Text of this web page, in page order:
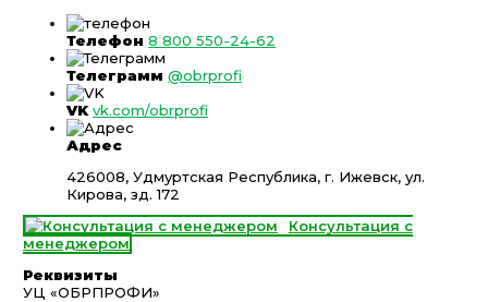
Телефон 8 800 550-24-62
Телеграмм @obrprofi
VK vk.com/obrprofi
Адрес
426008, Удмуртская Республика, г. Ижевск, ул.
Кирова, зд. 172
Консультация с
менеджером
Реквизиты
УЦ «ОБРПРОФИ»